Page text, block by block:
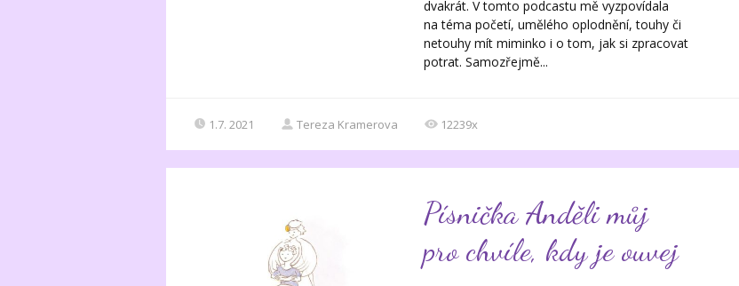
dvakrát. V tomto podcastu mě vyzpovídala
na téma početí, umělého oplodnění, touhy či
netouhy mít miminko i o tom, jak si zpracovat
potrat. Samozřejmě...
1.7. 2021 Tereza Kramerova 12239x
Písnička Anděli můj
pro chvíle, kdy je ouvej